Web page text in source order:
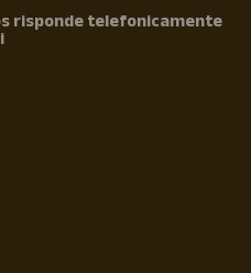
risponde telefonicamente